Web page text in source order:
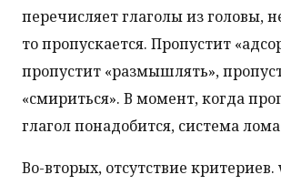
перечисляет глаголы из головы,
то пропускается. Пропустит
пропустит «размышлять»,
«смириться». В момент, когда
глагол понадобится, система
Во-вторых, отсутствие